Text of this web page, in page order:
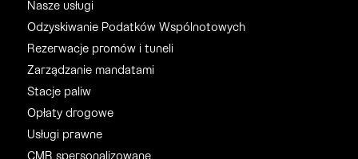
Nasze usługi
Odzyskiwanie Podatków Wspólnotowych
Rezerwacje promów i tuneli
Zarządzanie mandatami
Stacje paliw
Opłaty drogowe
Usługi prawne
CMR spersonalizowane